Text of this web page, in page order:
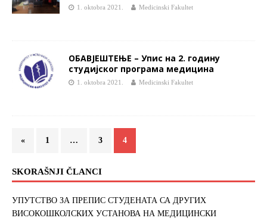
1. oktobra 2021. Medicinski Fakultet
OБАВЈЕШТЕЊЕ – Упис на 2. годину
студијског програма медицина
1. oktobra 2021. Medicinski Fakultet
« 1 … 3 4
SKORAŠNJI ČLANCI
УПУТСТВО ЗА ПРЕПИС СТУДЕНАТА СА ДРУГИХ
ВИСОКОШКОЛСКИХ УСТАНОВА НА МЕДИЦИНСКИ